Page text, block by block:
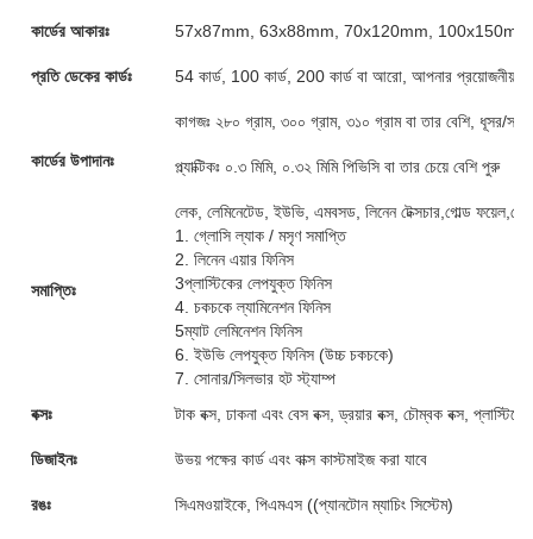
কার্ডের আকারঃ 57x87mm, 63x88mm, 70x120mm, 100x150mm
প্রতি ডেকের কার্ডঃ 54 কার্ড, 100 কার্ড, 200 কার্ড বা আরো, আপনার প্রয়োজনীয়তা
কার্ডের উপাদানঃ
কাগজঃ ২৮০ গ্রাম, ৩০০ গ্রাম, ৩১০ গ্রাম বা তার বেশি, ধূসর/
প্ল্যাক্টিকঃ ০.৩ মিমি, ০.৩২ মিমি পিভিসি বা তার চেয়ে বেশি পুরু
সমাপ্তিঃ
লেক, লেমিনেটেড, ইউভি, এমবসড, লিনেন টেক্সচার,গোল্ড
1. গ্লোসি ল্যাক / মসৃণ সমাপ্তি
2. লিনেন এয়ার ফিনিস
3প্লাস্টিকের লেপযুক্ত ফিনিস
4. চকচকে ল্যামিনেশন ফিনিস
5ম্যাট লেমিনেশন ফিনিস
6. ইউভি লেপযুক্ত ফিনিস (উচ্চ চকচকে)
7. সোনার/সিলভার হট স্ট্যাম্প
বক্সঃ
টাক বক্স, ঢাকনা এবং বেস বক্স, ড্রয়ার বক্স, চৌম্বক বক্স,
ডিজাইনঃ উভয় পক্ষের কার্ড এবং বাক্স কাস্টমাইজ করা যাবে
রঙঃ সিএমওয়াইকে, পিএমএস ((প্যানটোন ম্যাচিং সিস্টেম)